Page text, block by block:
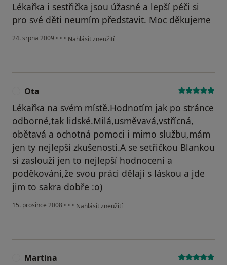
Lékařka i sestřička jsou úžasné a lepší péči si
pro své děti neumím představit. Moc děkujeme
24. srpna 2009 • • • podle názoru uživatele Váš účet byl odstraněn
Nahlásit zneužití
Ota
Lékařka na svém místě.Hodnotím jak po stránce
odborné,tak lidské.Milá,usměvavá,vstřícná,
obětavá a ochotná pomoci i mimo službu,mám
jen ty nejlepší zkušenosti.A se setřičkou Blankou
si zaslouží jen to nejlepší hodnocení a
poděkování,že svou práci dělají s láskou a jde
jim to sakra dobře :o)
15. prosince 2008 • • • podle názoru uživatele Ota
Nahlásit zneužití
Martina